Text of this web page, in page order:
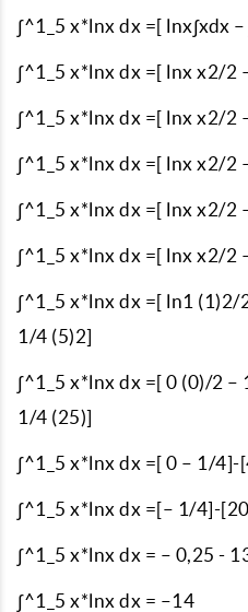
∫^1_5 x*lnx dx =[ lnx∫xdx
∫^1_5 x*lnx dx =[ lnx x2/2
∫^1_5 x*lnx dx =[ lnx x2/2
∫^1_5 x*lnx dx =[ lnx x2/2
∫^1_5 x*lnx dx =[ lnx x2/2
∫^1_5 x*lnx dx =[ lnx x2/2
∫^1_5 x*lnx dx =[ ln1
1/4 (5)2]
∫^1_5 x*lnx dx =[ 0 (0)/2
1/4 (25)]
∫^1_5 x*lnx dx =[ 0 – 1/
∫^1_5 x*lnx dx =[– 1/4]-
∫^1_5 x*lnx dx = – 0,25 -
∫^1_5 x*lnx dx = –14